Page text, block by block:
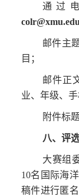
通过
邮件主
目；
邮件正
业、年级、
附件标
八、评
大赛组
10名国际海
稿件进行匿